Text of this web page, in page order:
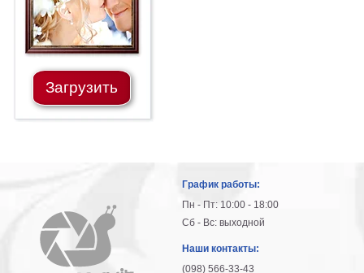
Загрузить
График работы:
Пн - Пт: 10:00 - 18:00
Сб - Вс: выходной
Наши контакты:
(098) 566-33-43